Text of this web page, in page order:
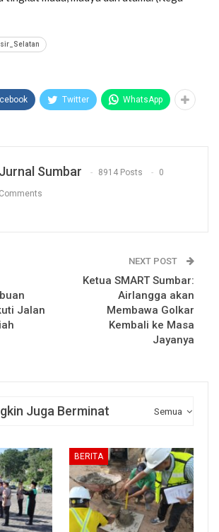
Twitter WhatsApp
Jurnal Sumbar 8914 Posts 0
Comments
Jalan
NEXT POST
Ketua SMART Sumbar:
Airlangga akan
Membawa Golkar
Kembali ke Masa
Jayanya
Semua
Juga Berminat
BERITA